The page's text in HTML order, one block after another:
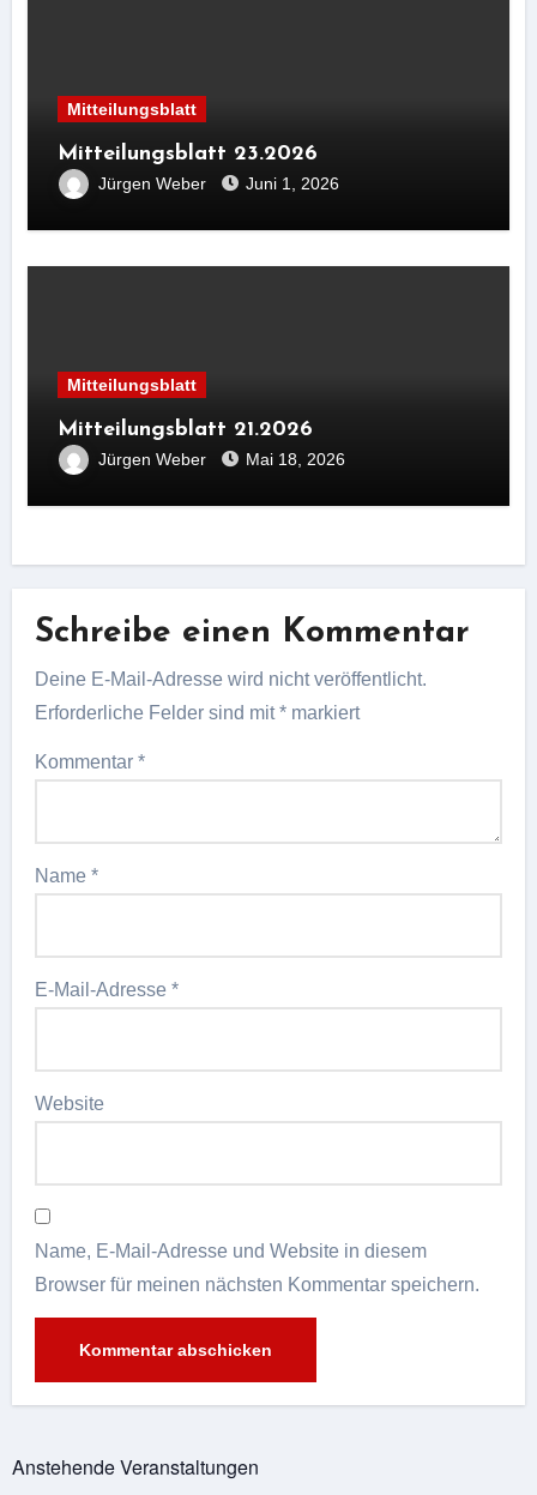
Mitteilungsblatt
Mitteilungsblatt 23.2026
Jürgen Weber Juni 1, 2026
Mitteilungsblatt
Mitteilungsblatt 21.2026
Jürgen Weber Mai 18, 2026
Schreibe einen Kommentar
Deine E-Mail-Adresse wird nicht veröffentlicht.
Erforderliche Felder sind mit* markiert
Kommentar*
Name*
E-Mail-Adresse*
Website
Name, E-Mail-Adresse und Website in diesem
Browser für meinen nächsten Kommentar speichern.
Anstehende Veranstaltungen